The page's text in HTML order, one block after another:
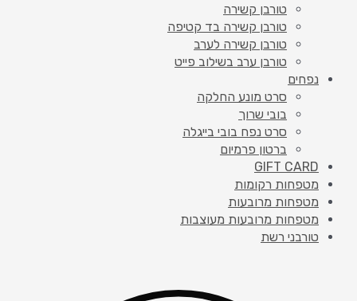
טורבן קשירה
טורבן קשירה בד קטיפה
טורבן קשירה לערב
טורבן ערב בשילוב פייט
נפחים
סרט מונע החלקה
בובי שרוך
סרט נפח בובי בייגלה
ברטון פרמיום
GIFT CARD
מטפחות רקומות
מטפחות מרובעות
מטפחות מרובעות מעוצבות
טורבני רשת